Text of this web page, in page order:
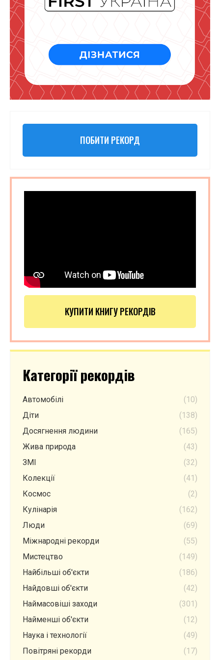
ПОБИТИ РЕКОРД
КУПИТИ КНИГУ РЕКОРДІВ
Категорії рекордів
Автомобілі
(10)
Діти
(138)
Досягнення людини
(165)
Жива природа
(43)
ЗМІ
(32)
Колекції
(41)
Космос
(2)
Кулінарія
(162)
Люди
(69)
Міжнародні рекорди
(55)
Мистецтво
(149)
Найбільші об'єкти
(186)
Найдовші об'єкти
(42)
Наймасовіші заходи
(301)
Найменші об'єкти
(12)
Наука і технології
(49)
Повітряні рекорди
(17)